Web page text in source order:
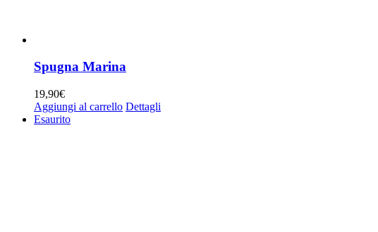
Spugna Marina
19,90€
Aggiungi al carrello Dettagli
Esaurito